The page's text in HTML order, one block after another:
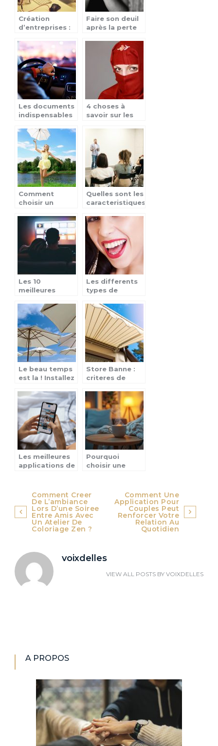
Création
d’entreprises :
étapes
Faire son deuil
après la perte
: comment
faciliter le
processus ?
Les documents
indispensables
automobilistes
4 choses à
savoir sur les
société arabes
Comment
choisir un
femme ?
Quelles sont les
caracteristiques
chez un mentor
?
Les 10
meilleures
les temps.
Les differents
types de
d’oreilles pour
femmes
Le beau temps
est la ! Installez
vos
evenements en
plein air !
Store Banne :
criteres de
quelques
conseils pour
un entretien
parfait
Les meilleures
applications de
en 2023
Pourquoi
choisir une
apaisante pour
vos soirées
détente ?
Navigation
de
l’article
Comment Creer
De L’ambiance
Lors D’une Soiree
Entre Amis Avec
Un Atelier De
Coloriage Zen ?
Comment Une
Application Pour
Couples Peut
Renforcer Votre
Relation Au
Quotidien
voixdelles
VIEW ALL POSTS BY VOIXDELLES
A PROPOS